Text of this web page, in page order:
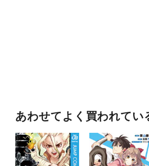
あわせてよく買われてい